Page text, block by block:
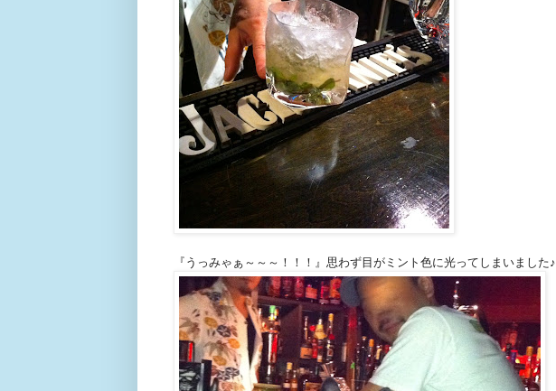
『うっみゃぁ～～～！！！』思わず目がミント色に光ってしまいました♪